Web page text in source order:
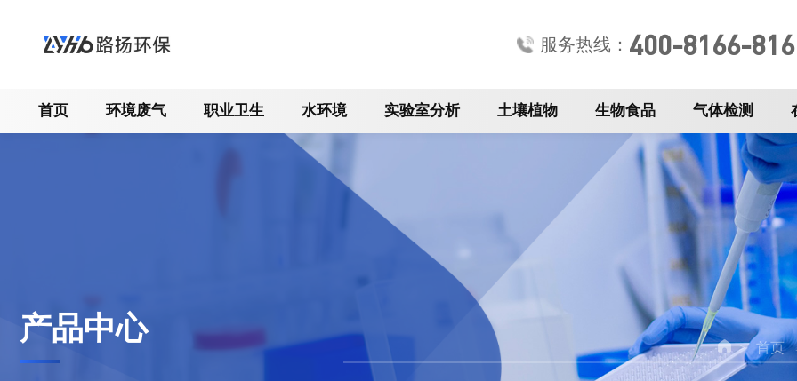
服务热线： 400-8166-816
首页 环境废气 职业卫生 水环境 实验室分析 土壤植物 生物食品 气体检测
产品中心
> 首页